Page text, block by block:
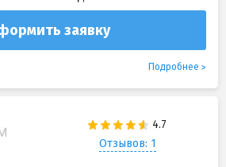
заявку
Подробнее
Отзывов: 1